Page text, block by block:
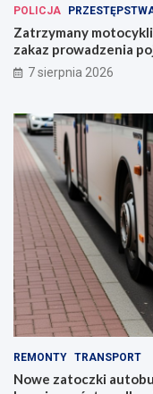
POLICJA
Zatrzymany
zakaz prowadzenia
7 sierpnia 2026
REMONTY TRANSPORT
Nowe zatoczki